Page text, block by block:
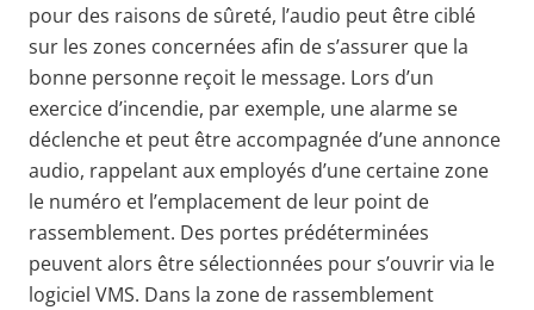
pour des raisons de sûreté, l’audio peut être ciblé
sur les zones concernées afin de s’assurer que la
bonne personne reçoit le message. Lors d’un
exercice d’incendie, par exemple, une alarme se
déclenche et peut être accompagnée d’une annonce
audio, rappelant aux employés d’une certaine zone
le numéro et l’emplacement de leur point de
rassemblement. Des portes prédéterminées
peuvent alors être sélectionnées pour s’ouvrir via le
logiciel VMS. Dans la zone de rassemblement